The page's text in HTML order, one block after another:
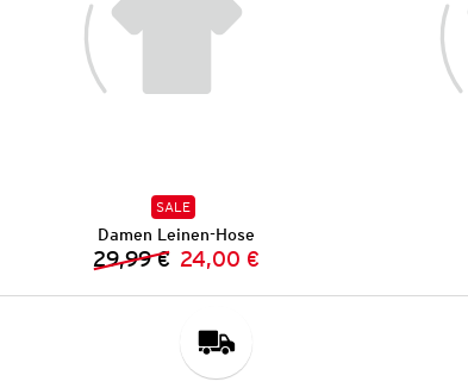
SALE
Damen Leinen-Hose
Vorheriger Preis:
29,99 € Neuer Preis:
24,00 €